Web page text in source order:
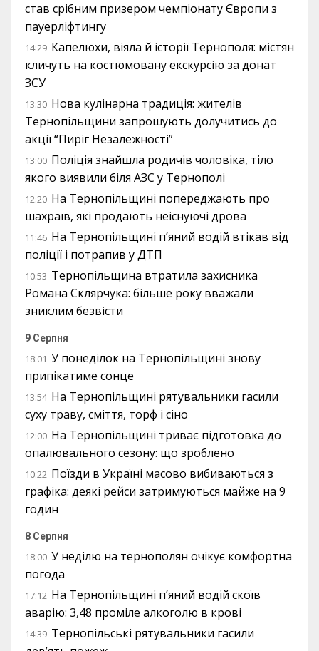
став срібним призером чемпіонату Європи з
пауерліфтингу
14:29 Капелюхи, віяла й історії Тернополя: містян
кличуть на костюмовану екскурсію за донат
ЗСУ
13:30 Нова кулінарна традиція: жителів
Тернопільщини запрошують долучитись до
акції “Пиріг Незалежності”
13:00 Поліція знайшла родичів чоловіка, тіло
якого виявили біля АЗС у Тернополі
12:20 На Тернопільщині попереджають про
шахраїв, які продають неіснуючі дрова
11:46 На Тернопільщині п’яний водій втікав від
поліції і потрапив у ДТП
10:53 Тернопільщина втратила захисника
Романа Склярчука: більше року вважали
зниклим безвісти
9 Серпня
18:01 У понеділок на Тернопільщині знову
припікатиме сонце
13:54 На Тернопільщині рятувальники гасили
суху траву, сміття, торф і сіно
12:00 На Тернопільщині триває підготовка до
опалювального сезону: що зроблено
10:22 Поїзди в Україні масово вибиваються з
графіка: деякі рейси затримуються майже на 9
годин
8 Серпня
18:00 У неділю на тернополян очікує комфортна
погода
17:12 На Тернопільщині п’яний водій скоїв
аварію: 3,48 проміле алкоголю в крові
14:39 Тернопільські рятувальники гасили